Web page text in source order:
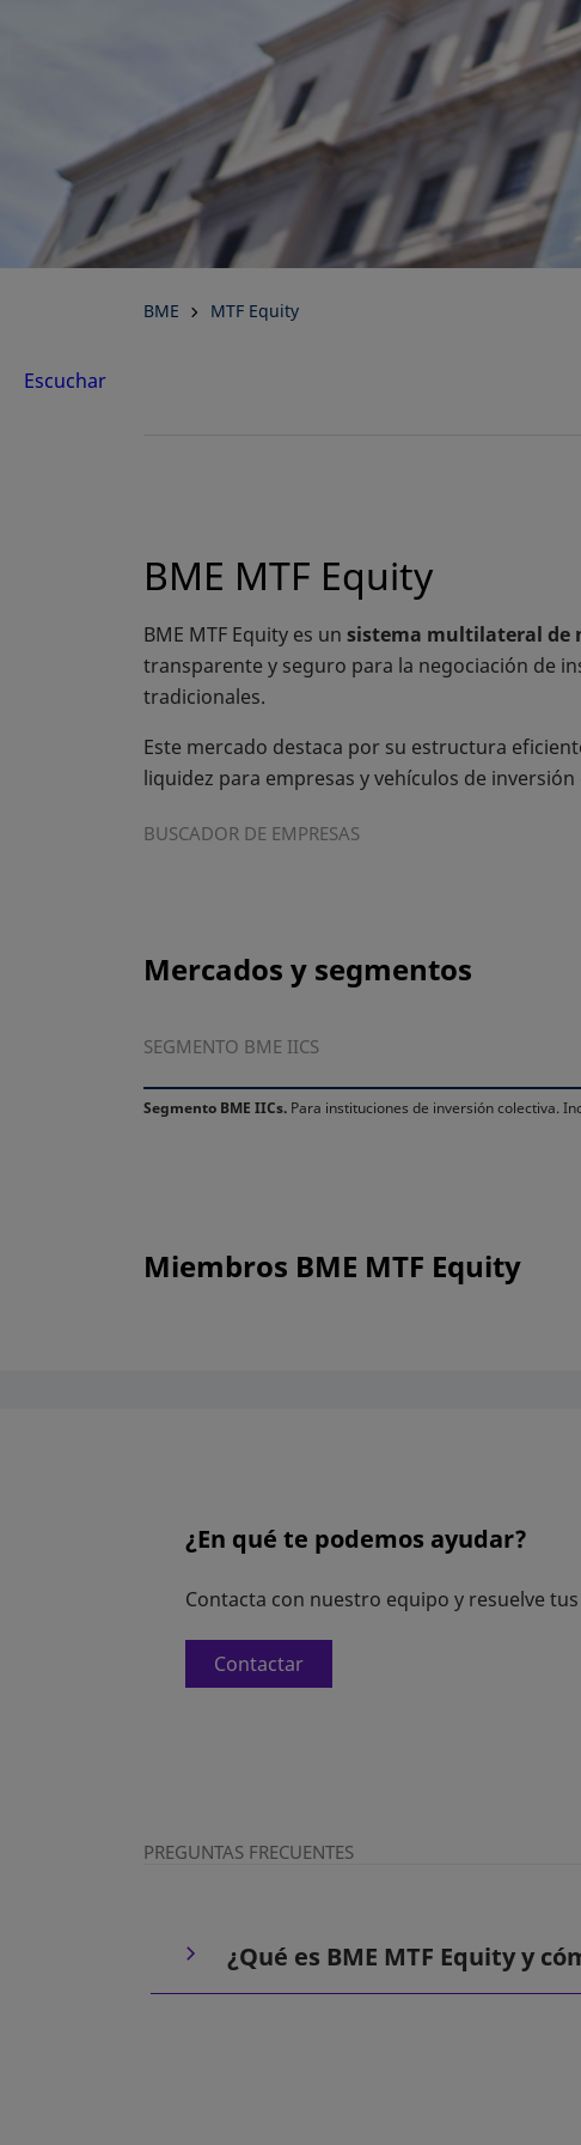
BME MTF Equity
Escuchar
BME MTF Equity
BME MTF Equity es un sistema multilateral de
transparente y seguro para la negociación de
tradicionales.
Este mercado destaca por su estructura
liquidez para empresas y vehículos de
BUSCADOR DE EMPRESAS
Mercados y segmentos
SEGMENTO BME IICS
Segmento BME IICs. Para instituciones de inversión colectiva.
Miembros BME MTF Equity
¿En qué te podemos ayudar?
Contacta con nuestro equipo y resuelve
Contactar
PREGUNTAS FRECUENTES
¿Qué es BME MTF Equity y